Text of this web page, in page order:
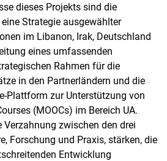
dieses Projekts sind die
Strategie ausgewählter
im Libanon, Irak, Deutschland
eines umfassenden
Rahmen für die
in den Partnerländern und die
Plattform zur Unterstützung von
(MOOCs) im Bereich UA.
Verzahnung zwischen den drei
Forschung und Praxis, stärken, die
Entwicklung